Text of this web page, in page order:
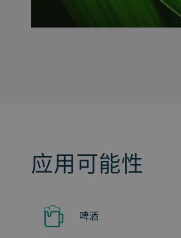
应用可能性
啤酒